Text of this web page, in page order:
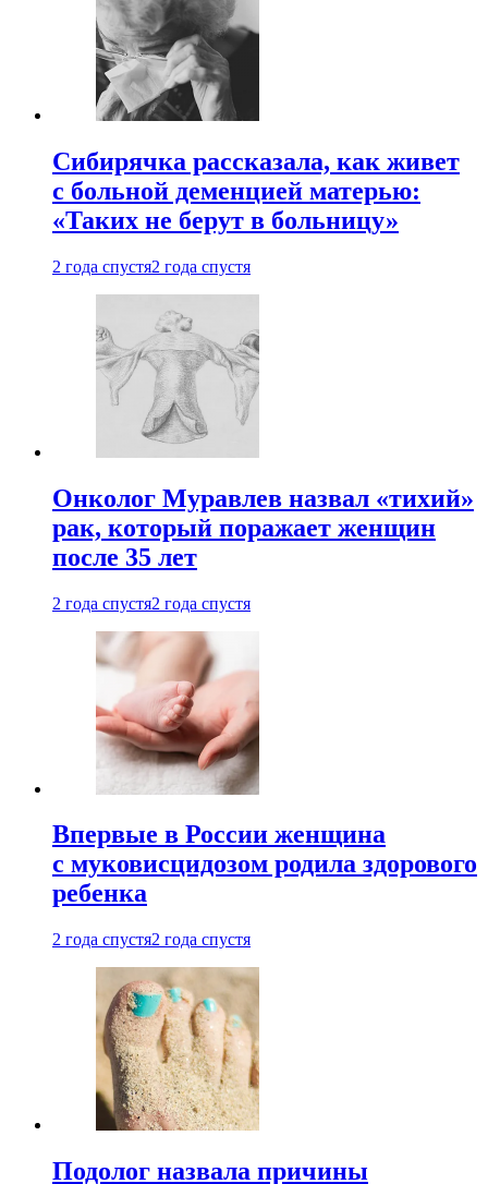
Сибирячка рассказала, как живет
с больной деменцией матерью:
«Таких не берут в больницу»
2 года спустя2 года спустя
Онколог Муравлев назвал «тихий»
рак, который поражает женщин
после 35 лет
2 года спустя2 года спустя
Впервые в России женщина
с муковисцидозом родила здорового
ребенка
2 года спустя2 года спустя
Подолог назвала причины